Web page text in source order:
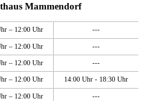
Mammendorf
– 12:00 Uhr ---
– 12:00 Uhr ---
– 12:00 Uhr ---
– 12:00 Uhr 14:00 Uhr - 18:30 Uhr
– 12:00 Uhr ---